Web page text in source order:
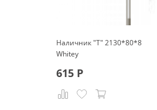
Наличник "Т" 2130*80*8
Whitey
615 Р